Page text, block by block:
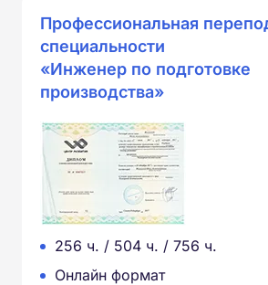
Профессиональная
специальности
«Инженер по подготовке
производства»
256 ч. / 504 ч. / 756 ч.
Онлайн формат